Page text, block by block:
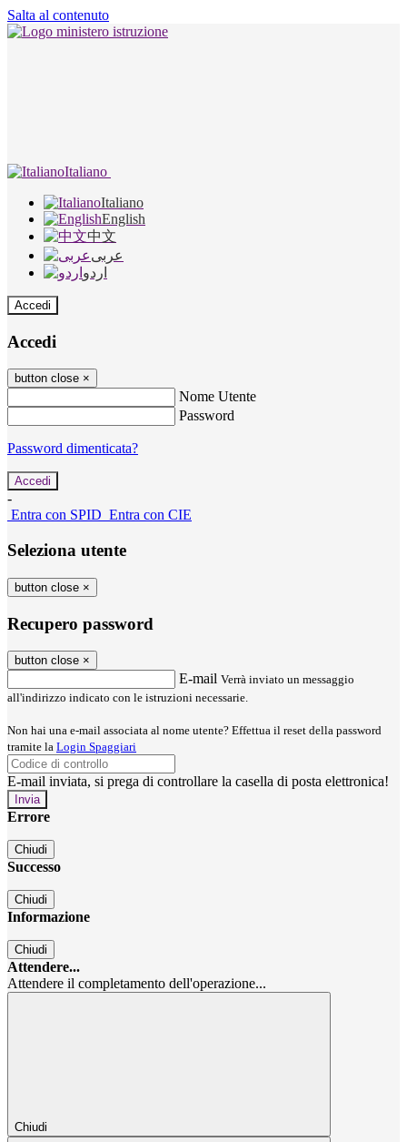
Salta al contenuto
Italiano
Italiano
English
中文
عربى
اردو
Accedi
Accedi
button close ×
Nome Utente
Password
Password dimenticata?
-
Entra con SPID Entra con CIE
Seleziona utente
button close ×
Recupero password
button close ×
E-mail Verrà inviato un messaggio
all'indirizzo indicato con le istruzioni necessarie.
Non hai una e-mail associata al nome utente? Effettua il reset della password
tramite la Login Spaggiari
E-mail inviata, si prega di controllare la casella di posta elettronica!
Errore
Chiudi
Successo
Chiudi
Informazione
Chiudi
Attendere...
Attendere il completamento dell'operazione...
Chiudi